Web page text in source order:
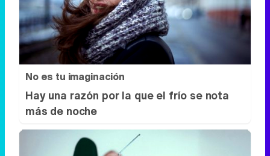
No es tu imaginación
Hay una razón por la que el frío se nota
más de noche